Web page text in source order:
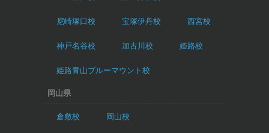
尼崎塚口校 宝塚伊丹校 西宮校
神戸名谷校 加古川校 姫路校
姫路青山ブルーマウント校
岡山県
倉敷校 岡山校